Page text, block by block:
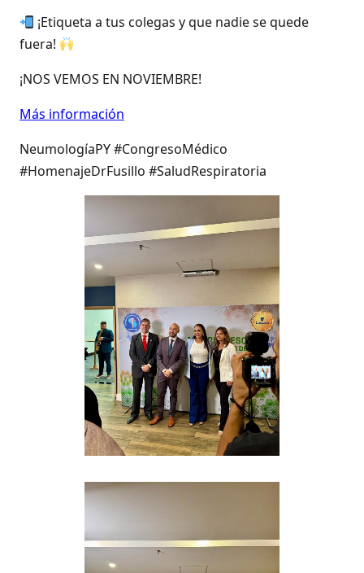
¡Etiqueta a tus colegas y que nadie se quede
fuera!
¡NOS VEMOS EN NOVIEMBRE!
Más información
NeumologíaPY #CongresoMédico
#HomenajeDrFusillo #SaludRespiratoria